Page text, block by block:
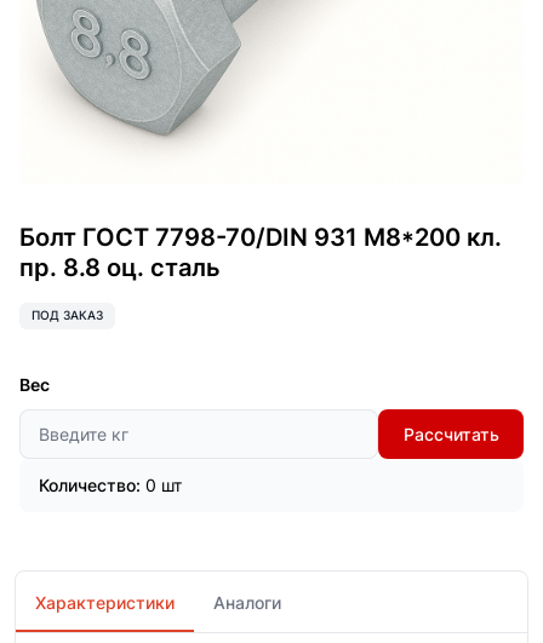
Болт ГОСТ 7798-70/DIN 931 М8*200 кл.
пр. 8.8 оц. сталь
ПОД ЗАКАЗ
Вес
Рассчитать
Количество: 0 шт
Характеристики Аналоги